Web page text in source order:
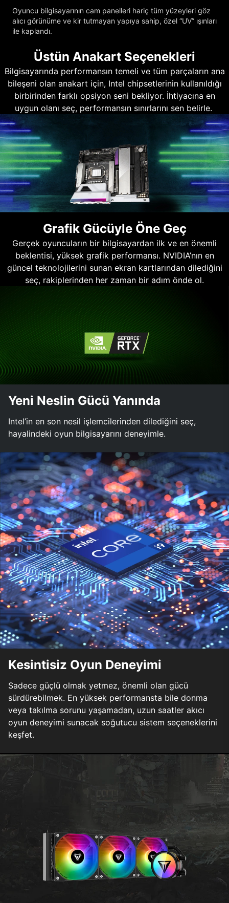
Oyuncu bilgisayarının cam panelleri hariç tüm yüzeyleri göz
alıcı görünüme ve kir tutmayan yapıya sahip, özel “UV” ışınları
ile kaplandı.
Üstün Anakart Seçenekleri
Bilgisayarında performansın temeli ve tüm parçaların ana
bileşeni olan anakart için, Intel chipsetlerinin kullanıldığı
birbirinden farklı opsiyon seni bekliyor. İhtiyacına en
uygun olanı seç, performansın sınırlarını sen belirle.
Grafik Gücüyle Öne Geç
Gerçek oyuncuların bir bilgisayardan ilk ve en önemli
beklentisi, yüksek grafik performansı. NVIDIA’nın en
güncel teknolojilerini sunan ekran kartlarından dilediğini
seç, rakiplerinden her zaman bir adım önde ol.
Yeni Neslin Gücü Yanında
Intel’in en son nesil işlemcilerinden dilediğini seç,
hayalindeki oyun bilgisayarını deneyimle.
Kesintisiz Oyun Deneyimi
Sadece güçlü olmak yetmez, önemli olan gücü
sürdürebilmek. En yüksek performansta bile donma
veya takılma sorunu yaşamadan, uzun saatler akıcı
oyun deneyimi sunacak soğutucu sistem seçeneklerini
keşfet.